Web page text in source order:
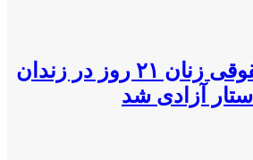
کارمندان نهاد حقوقی زنان ۲۱ روز در زندان
آزادی شد